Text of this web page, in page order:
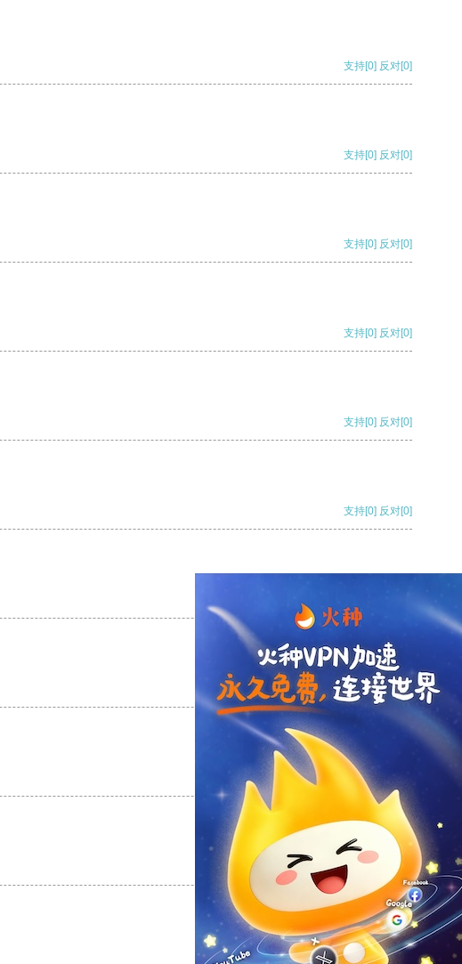
支持[0] 反对[0]
支持[0] 反对[0]
支持[0] 反对[0]
支持[0] 反对[0]
支持[0] 反对[0]
支持[0] 反对[0]
支持 [0] 反对[0]
支持[0] 反对
支持[0] 反对[0]